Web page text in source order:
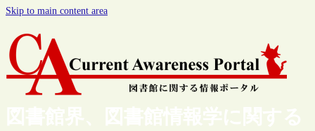
Skip to main content area
図書館界、図書館情報学に関する